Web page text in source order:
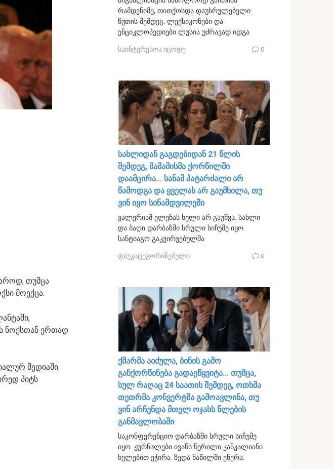
თუმცა
მოექცა.
ნოქსთან ერთად
მედიაში
პიტს
რამდენიმე, თითქოსდა დაუსრულებელი
წუთის შემდეგ. ლექსიკონები და
ენციკლოპედიები ლუსია უძრავად იდგა
საინტერესოა იცოდე 0
სახლიდან გაგდებიდან 21 წლის
შემდეგ, მამამისმა ქორწილში
დაამცირა… სანამ პატარძალი არ
წამოდგა და ყველას არ გაუმხილა, თუ
ვინ იყო სინამდვილეში
ვალერიამ ელენას ხელი არ გაუშვა. სახლი
და ბაღი დარბაზში სრული სიჩუმე იყო.
სანტიაგო გაკვირვებულმა
დაუკატეგორიზებული 0
ქმარმა აიძულა, ბინის გამო
განქორწინება გადაეწყვიტა… თუმცა,
სულ რაღაც 24 საათის შემდეგ, ოთხმა
თეთრმა კონვერტმა გამოავლინა, თუ
ვინ არჩენდა მთელ ოჯახს წლების
განმავლობაში
საკონფერენციო დარბაზში სრული სიჩუმე
იყო. ჟურნალები ივანს წერილი კანკალიანი
ხელებით ეჭირა. ზედა ნაწილში ეწერა: